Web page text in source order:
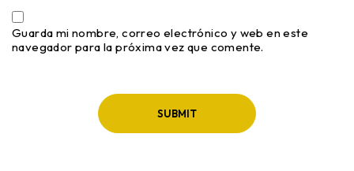
Guarda mi nombre, correo electrónico y web en este
navegador para la próxima vez que comente.